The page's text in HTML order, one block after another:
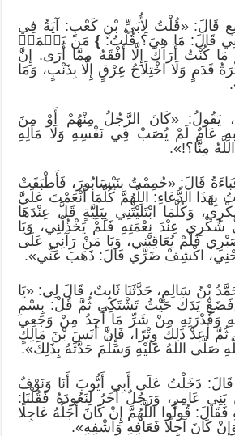
قَالَ: «قُلْتُ لِأُبَيِّ بْنِ كَعْبٍ: آيَةٌ فِي
قَالَ: مَا هِيَ؟ قُلْتُ:} مَن يَعۡمَلۡ
كُنْتُ أَرَاكَ إِلَّا أَفْقَهُ مِمَّا أَرَى. إِنَّ
قَدَمٍ وَلَا اخْتِلَاجُ عِرْقٍ إِلَّا بِذَنْبٍ، وَمَا
«كَانَ الرَّجُلُ مِنْهُمْ أَوْ مِنَ
بِهِ عَامٌ لَمْ يُصَبْ فِي نَفْسِهِ وَلَا مَالِهِ
مِنَّا؟!».
قَالَ: «حُمِمْتُ بنَيْسَابُورَ، فَأَطْبَقَتْ
الدُّعَاءِ: اللَّهُمَّ كُلَّمَا أَنْعَمْتَ عَلَيَّ
وَكُلَّمَا ابْتَلَيْتَنِي بِبَلِيَّةٍ قَلَّ عِنْدَهَا
عِنْدَ نِعْمَتِهِ فَلَمْ يَخْذُلْنِي، وَيَا
فَلَمْ يُعَاقِبْنِي، وَيَا مَنْ رَآنِي عَلَى
اكْشِفْ ضَرِّي قَالَ: ذَهَبَ عَنِّي».
بْنُ سَالِمٍ، حَدَّثَنَا ثَابِتٌ، قَالَ لِي: «يَا
فَضَعْ يَدَكَ حَيْثُ تَشْتَكِي ثُمَّ قُلْ: بِسْمِ
وَقُدْرَتِهِ مِنْ شَرِّ مَا أَجِدُ مِنْ وَجَعِي
ثُمَّ أَعِدْ ذَلِكَ وِتْرًا، فَإِنَّ أَنَسَ بْنَ مَالِكٍ
صَلَّى اللهُ عَلَيْهِ وَسَلَّمَ حَدَّثَهُ بِذَلِكَ».
دَخَلْتُ عَلَى أَبِي أَيُّوبَ أَنَا وَنَوْفٌ
عَامِرٍ، وَرَجُلٌ آخَرُ لِنَعُودَهُ فَقُلْنَا:
قُولُوا اللَّهُمَّ إِنْ كَانَ أَجَلُهُ عَاجِلًا
كَانَ آجِلًا فَعَافِهِ وَاشْفِهِ».